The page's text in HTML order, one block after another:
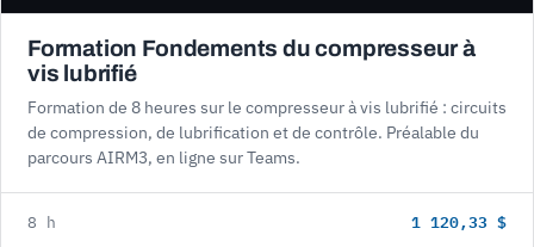
Formation Fondements du compresseur à
vis lubrifié
Formation de 8 heures sur le compresseur à vis lubrifié : circuits
de compression, de lubrification et de contrôle. Préalable du
parcours AIRM3, en ligne sur Teams.
8 h 1 120,33 $